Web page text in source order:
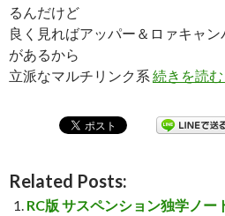
るんだけど
良く見ればアッパー＆ロァキャ
があるから
立派なマルチリンク系 続きを読む
Related Posts:
RC版 サスペンション独学ノ